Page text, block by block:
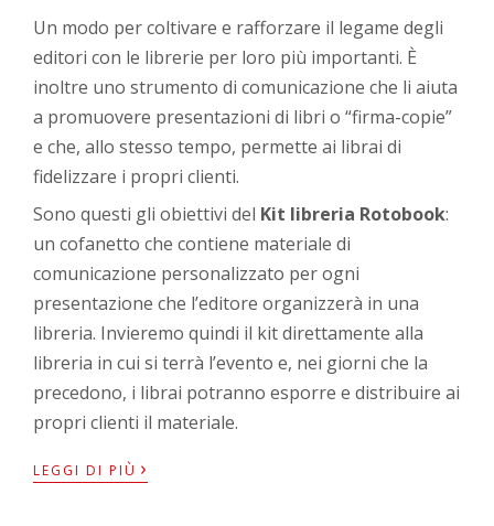
Un modo per coltivare e rafforzare il legame degli
editori con le librerie per loro più importanti. È
inoltre uno strumento di comunicazione che li aiuta
a promuovere presentazioni di libri o “firma-copie”
e che, allo stesso tempo, permette ai librai di
fidelizzare i propri clienti.
Sono questi gli obiettivi del Kit libreria Rotobook:
un cofanetto che contiene materiale di
comunicazione personalizzato per ogni
presentazione che l’editore organizzerà in una
libreria. Invieremo quindi il kit direttamente alla
libreria in cui si terrà l’evento e, nei giorni che la
precedono, i librai potranno esporre e distribuire ai
propri clienti il materiale.
LEGGI DI PIÙ ›